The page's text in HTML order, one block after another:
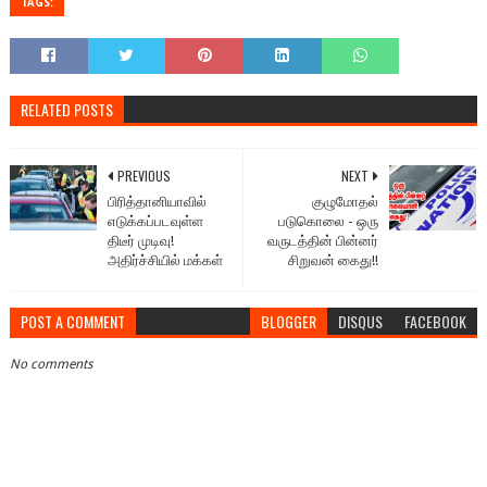
TAGS:
RELATED POSTS
NEXT
குழுமோதல்
படுகொலை - ஒரு
வருடத்தின் பின்னர்
சிறுவன் கைது!!
PREVIOUS
பிரித்தானியாவில்
எடுக்கப்படவுள்ள
திடீர் முடிவு!
அதிர்ச்சியில் மக்கள்
POST A COMMENT BLOGGER DISQUS FACEBOOK
No comments